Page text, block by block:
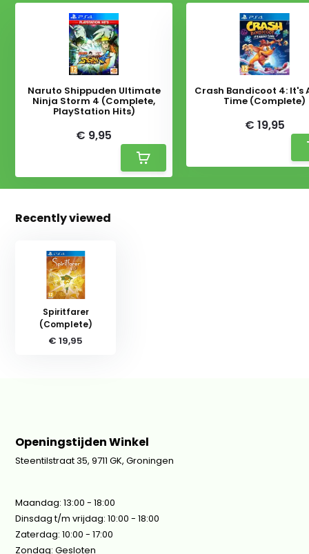
Naruto Shippuden Ultimate
Ninja Storm 4 (Complete,
PlayStation Hits)
€ 9,95
Crash Bandicoot 4: It's
Time (Complete)
€ 19,95
Recently viewed
Spiritfarer
(Complete)
€ 19,95
Openingstijden Winkel
Steentilstraat 35, 9711 GK, Groningen
Maandag: 13:00 - 18:00
Dinsdag t/m vrijdag: 10:00 - 18:00
Zaterdag: 10:00 - 17:00
Zondag: Gesloten